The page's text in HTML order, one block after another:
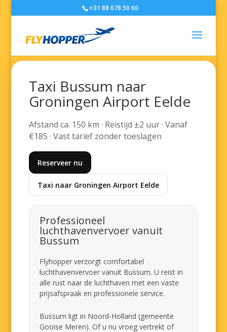
+31 88 678 50 60
Taxi Bussum naar
Groningen Airport Eelde
Afstand ca. 150 km · Reistijd ±2 uur · Vanaf
€185 · Vast tarief zonder toeslagen
Reserveer nu
Taxi naar Groningen Airport Eelde
Professioneel
luchthavenvervoer vanuit
Bussum
Flyhopper verzorgt comfortabel
luchthavenvervoer vanuit Bussum. U reist in
alle rust naar de luchthaven met een vaste
prijsafspraak en professionele service.
Bussum ligt in Noord-Holland (gemeente
Gooise Meren). Of u nu vroeg vertrekt of